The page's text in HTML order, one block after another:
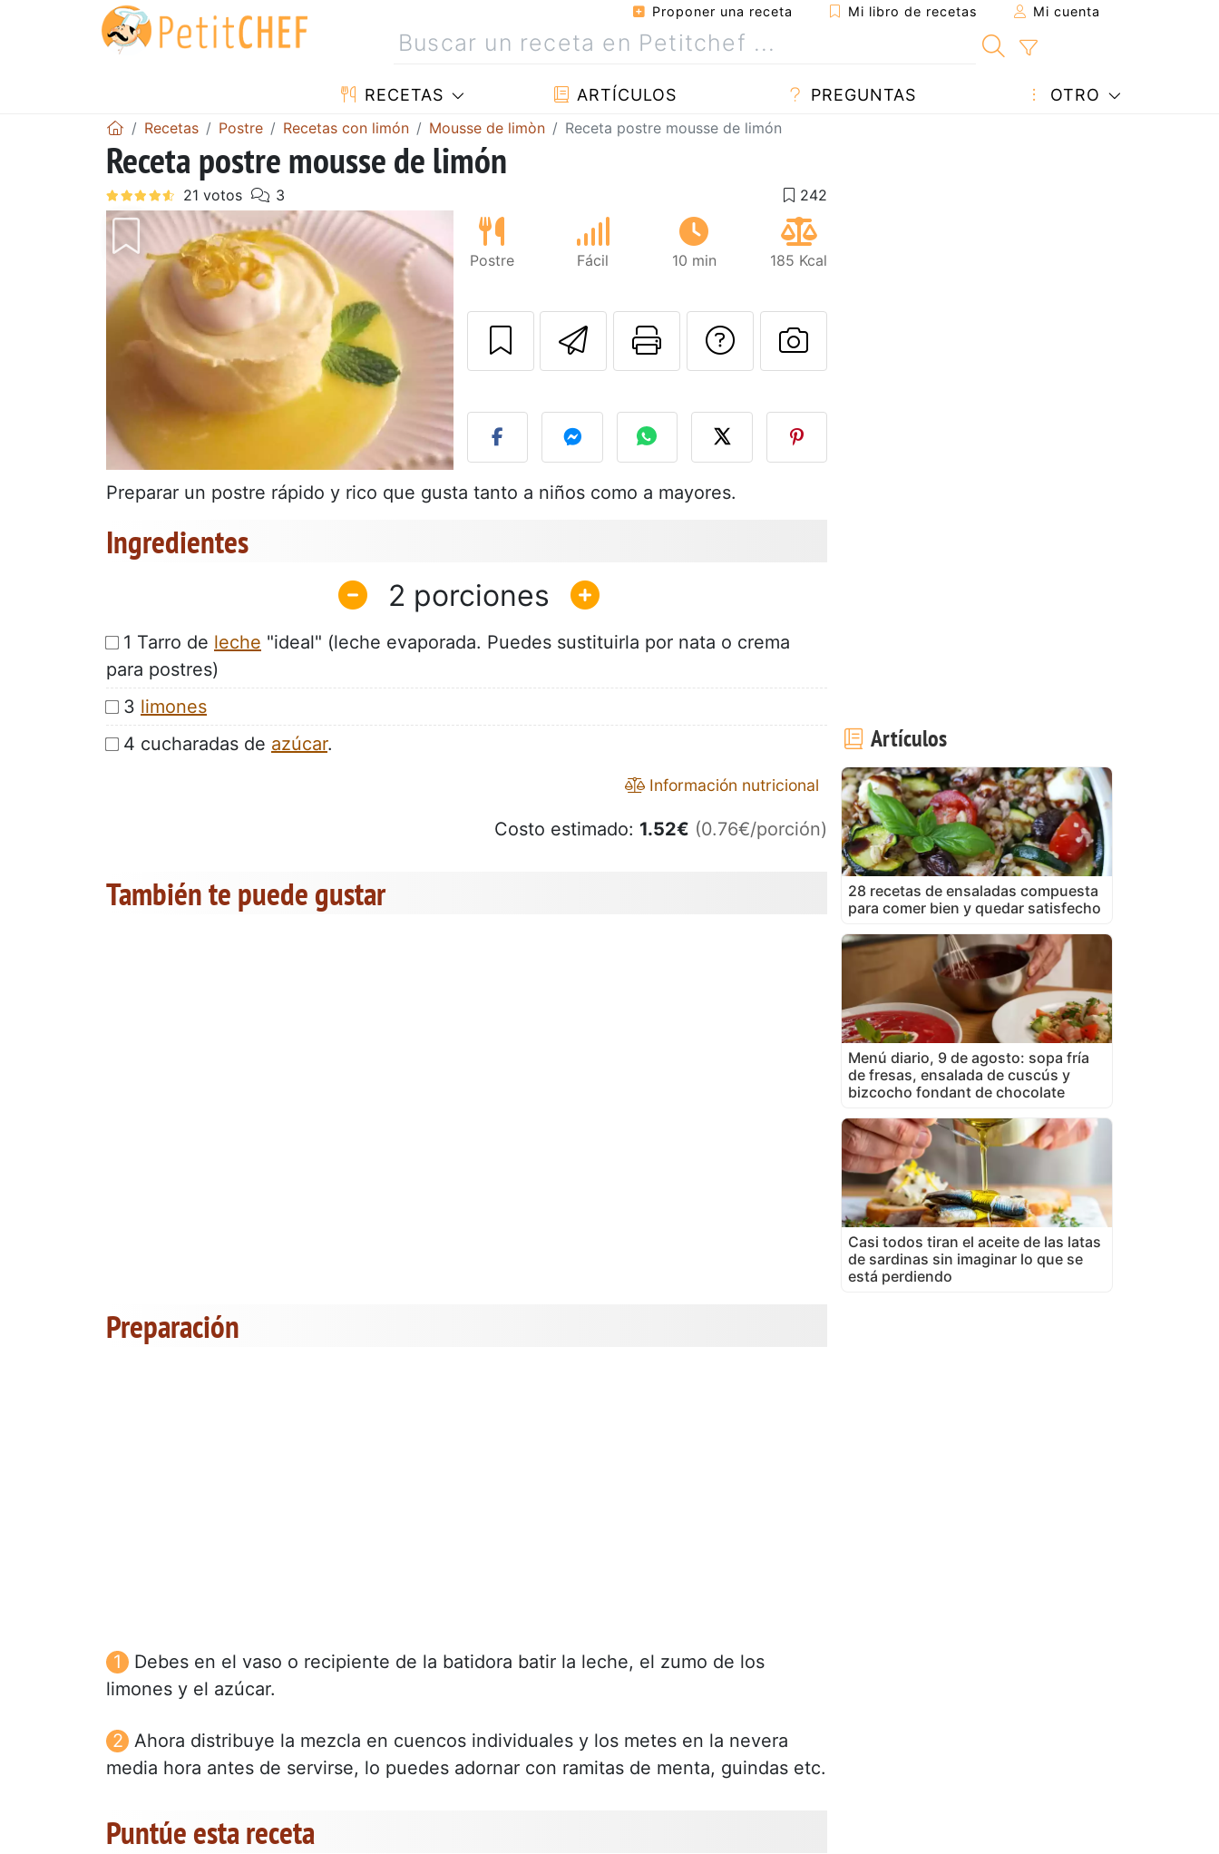
Proponer una receta Mi libro de recetas Mi cuenta
RECETAS ARTÍCULOS PREGUNTAS OTRO
Recetas Postre Recetas con limón Mousse de limòn Receta postre mousse de limón
Receta postre mousse de limón
Postre Fácil 10 min 185 Kcal
Enviar esta receta a un amigo
Imprimir esta página
Preguntar al autor
Publicar la foto de esta receta
Preparar un postre rápido y rico que gusta tanto a niños como a mayores.
Ingredientes
2
1 Tarro de leche "ideal" (leche evaporada. Puedes sustituirla por nata o crema
para postres)
3 limones
4 cucharadas de azúcar.
Información nutricional
Costo estimado: 1.52€ (0.76€/porción)
También te puede gustar
Preparación
Debes en el vaso o recipiente de la batidora batir la leche, el zumo de los
limones y el azúcar.
Ahora distribuye la mezcla en cuencos individuales y los metes en la nevera
media hora antes de servirse, lo puedes adornar con ramitas de menta, guindas etc.
Puntúe esta receta
Artículos
28 recetas de ensaladas compuesta
para comer bien y quedar satisfecho
Menú diario, 9 de agosto: sopa fría
de fresas, ensalada de cuscús y
bizcocho fondant de chocolate
Casi todos tiran el aceite de las latas
de sardinas sin imaginar lo que se
está perdiendo